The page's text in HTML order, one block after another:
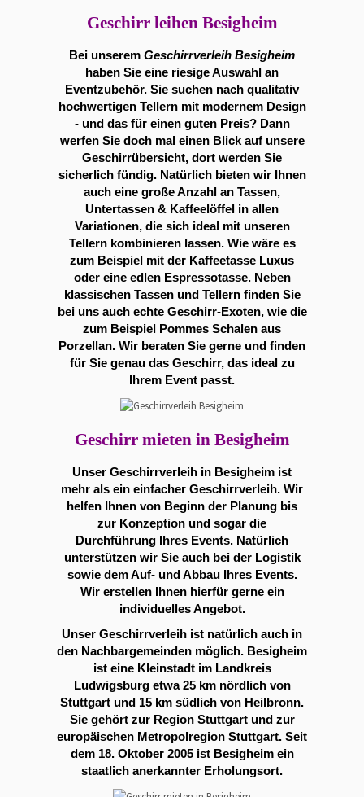
Geschirr leihen Besigheim
Bei unserem Geschirrverleih Besigheim
haben Sie eine riesige Auswahl an
Eventzubehör. Sie suchen nach qualitativ
hochwertigen Tellern mit modernem Design
- und das für einen guten Preis? Dann
werfen Sie doch mal einen Blick auf unsere
Geschirrübersicht, dort werden Sie
sicherlich fündig. Natürlich bieten wir Ihnen
auch eine große Anzahl an Tassen,
Untertassen & Kaffeelöffel in allen
Variationen, die sich ideal mit unseren
Tellern kombinieren lassen. Wie wäre es
zum Beispiel mit der Kaffeetasse Luxus
oder eine edlen Espressotasse. Neben
klassischen Tassen und Tellern finden Sie
bei uns auch echte Geschirr-Exoten, wie die
zum Beispiel Pommes Schalen aus
Porzellan. Wir beraten Sie gerne und finden
für Sie genau das Geschirr, das ideal zu
Ihrem Event passt.
Geschirr mieten in Besigheim
Unser Geschirrverleih in Besigheim ist
mehr als ein einfacher Geschirrverleih. Wir
helfen Ihnen von Beginn der Planung bis
zur Konzeption und sogar die
Durchführung Ihres Events. Natürlich
unterstützen wir Sie auch bei der Logistik
sowie dem Auf- und Abbau Ihres Events.
Wir erstellen Ihnen hierfür gerne ein
individuelles Angebot.
Unser Geschirrverleih ist natürlich auch in
den Nachbargemeinden möglich. Besigheim
ist eine Kleinstadt im Landkreis
Ludwigsburg etwa 25 km nördlich von
Stuttgart und 15 km südlich von Heilbronn.
Sie gehört zur Region Stuttgart und zur
europäischen Metropolregion Stuttgart. Seit
dem 18. Oktober 2005 ist Besigheim ein
staatlich anerkannter Erholungsort.